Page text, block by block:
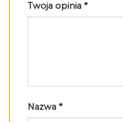
Twoja opinia *
Nazwa *